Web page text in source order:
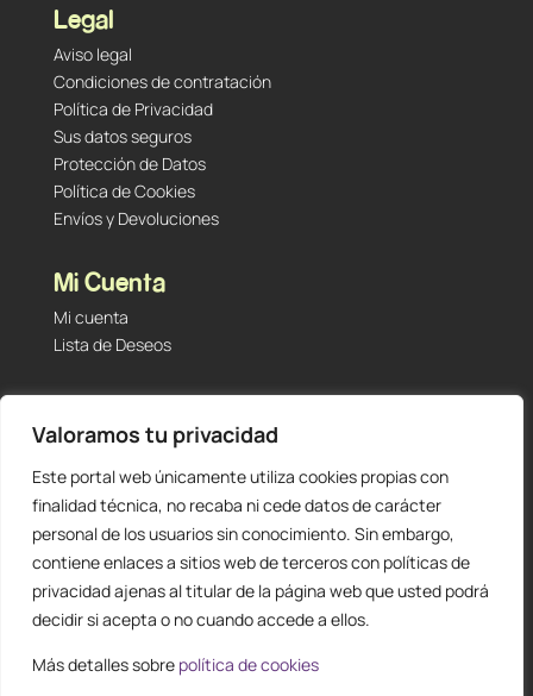
Valoramos tu privacidad
Este portal web únicamente utiliza cookies propias con
finalidad técnica, no recaba ni cede datos de carácter
personal de los usuarios sin conocimiento. Sin embargo,
contiene enlaces a sitios web de terceros con políticas de
privacidad ajenas al titular de la página web que usted podrá
decidir si acepta o no cuando accede a ellos.
Más detalles sobre política de cookies
Legal
Aviso legal
Condiciones de contratación
Política de Privacidad
Sus datos seguros
Protección de Datos
Política de Cookies
Envíos y Devoluciones
Mi Cuenta
Mi cuenta
Lista de Deseos
Tu Tienda de Segunda Mano, Sambara #101 (Madrid,
28027 – España)
912 60 05 55 |+34 601 23 09 14
info@staging.tutiendadesegundamano.com